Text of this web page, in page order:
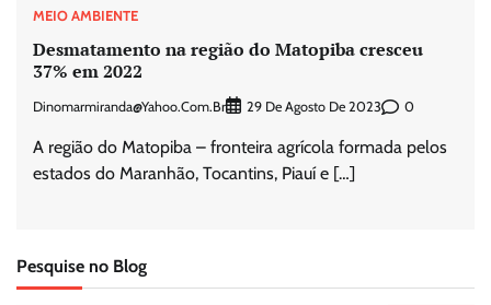
MEIO AMBIENTE
Desmatamento na região do Matopiba cresceu
37% em 2022
Dinomarmiranda@yahoo.com.br 29 De Agosto De 2023 0
A região do Matopiba – fronteira agrícola formada pelos
estados do Maranhão, Tocantins, Piauí e […]
Pesquise no Blog